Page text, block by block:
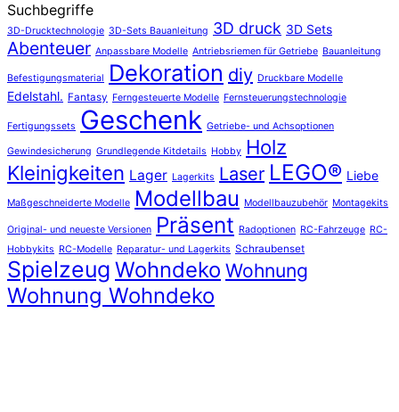
Suchbegriffe
3D-Drucktechnologie 3D-Sets Bauanleitung 3D druck 3D Sets
Abenteuer Anpassbare Modelle Antriebsriemen für Getriebe Bauanleitung
Befestigungsmaterial Dekoration diy Druckbare Modelle
Edelstahl. Fantasy Ferngesteuerte Modelle Fernsteuerungstechnologie
Fertigungssets Geschenk Getriebe- und Achsoptionen
Gewindesicherung Grundlegende Kitdetails Hobby Holz
Kleinigkeiten Lager Lagerkits Laser LEGO® Liebe
Maßgeschneiderte Modelle Modellbau Modellbauzubehör Montagekits
Original- und neueste Versionen Präsent Radoptionen RC-Fahrzeuge RC-
Hobbykits RC-Modelle Reparatur- und Lagerkits Schraubenset
Spielzeug Wohndeko Wohnung
Wohnung Wohndeko